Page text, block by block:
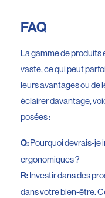
FAQ
La gamme de
vaste, ce qui peut
leurs avantages ou de
éclairer davantage,
posées :
Q:Pourquoi devrais-je
ergonomiques ?
R:Investir dans des
dans votre bien-être.